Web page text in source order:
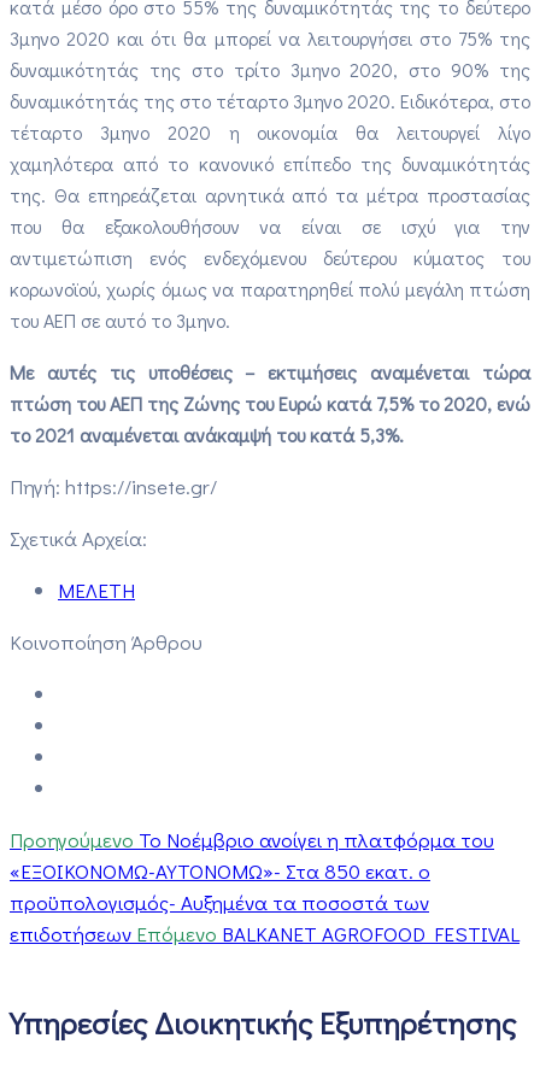
κατά μέσο όρο στο 55% της δυναμικότητάς της το δεύτερο
3μηνο 2020 και ότι θα μπορεί να λειτουργήσει στο 75% της
δυναμικότητάς της στο τρίτο 3μηνο 2020, στο 90% της
δυναμικότητάς της στο τέταρτο 3μηνο 2020. Ειδικότερα, στο
τέταρτο 3μηνο 2020 η οικονομία θα λειτουργεί λίγο
χαμηλότερα από το κανονικό επίπεδο της δυναμικότητάς
της. Θα επηρεάζεται αρνητικά από τα μέτρα προστασίας
που θα εξακολουθήσουν να είναι σε ισχύ για την
αντιμετώπιση ενός ενδεχόμενου δεύτερου κύματος του
κορωνοϊού, χωρίς όμως να παρατηρηθεί πολύ μεγάλη πτώση
του ΑΕΠ σε αυτό το 3μηνο.
Με αυτές τις υποθέσεις – εκτιμήσεις αναμένεται τώρα
πτώση του ΑΕΠ της Ζώνης του Ευρώ κατά 7,5% το 2020, ενώ
το 2021 αναμένεται ανάκαμψή του κατά 5,3%.
Πηγή: https://insete.gr/
Σχετικά Αρχεία:
ΜΕΛΕΤΗ
Κοινοποίηση Άρθρου
Προηγούμενο To Νοέμβριο ανοίγει η πλατφόρμα του
«ΕΞΟΙΚΟΝΟΜΩ-ΑΥΤΟΝΟΜΩ»- Στα 850 εκατ. ο
προϋπολογισμός- Αυξημένα τα ποσοστά των
επιδοτήσεων Επόμενο BALKANET AGROFOOD FESTIVAL
Υπηρεσίες Διοικητικής Εξυπηρέτησης